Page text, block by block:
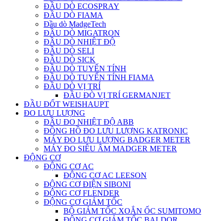
ĐẦU DÒ ECOSPRAY
ĐẦU DÒ FIAMA
Đầu dò MadgeTech
ĐẦU DÒ MIGATRON
ĐẦU DÒ NHIỆT ĐỘ
ĐẦU DÒ SELI
ĐẦU DÒ SICK
ĐẦU DÒ TUYẾN TÍNH
ĐẦU DÒ TUYẾN TÍNH FIAMA
ĐẦU DÒ VỊ TRÍ
ĐẦU ĐÒ VỊ TRÍ GERMANJET
ĐẦU ĐỐT WEISHAUPT
ĐO LƯU LƯỢNG
ĐẦU ĐO NHIỆT ĐỘ ABB
ĐỒNG HỒ ĐO LƯU LƯỢNG KATRONIC
MÁY ĐO LƯU LƯỢNG BADGER METER
MÁY ĐO SIÊU ÂM MADGER METER
ĐỘNG CƠ
ĐỘNG CƠ AC
ĐỘNG CƠ AC LEESON
ĐỘNG CƠ ĐIỆN SIBONI
ĐỘNG CƠ FLENDER
ĐỘNG CƠ GIẢM TỐC
BỘ GIẢM TỐC XOẮN ỐC SUMITOMO